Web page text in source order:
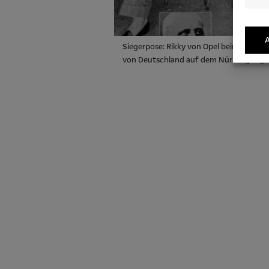
Siegerpose: Rikky von Opel beim Großen
von Deutschland auf dem Nürburgring